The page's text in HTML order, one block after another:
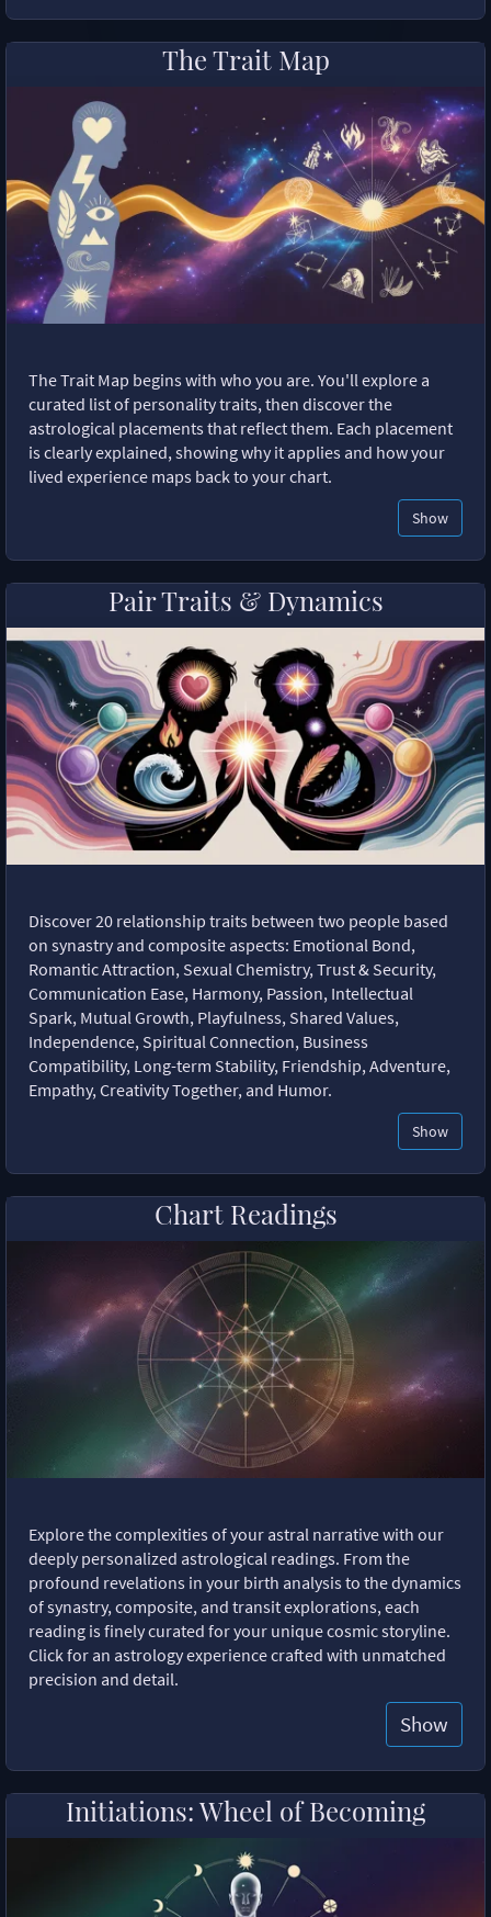
The Trait Map
The Trait Map begins with who you are. You'll explore a
curated list of personality traits, then discover the
astrological placements that reflect them. Each placement
is clearly explained, showing why it applies and how your
lived experience maps back to your chart.
Show
Pair Traits & Dynamics
Discover 20 relationship traits between two people based
on synastry and composite aspects: Emotional Bond,
Romantic Attraction, Sexual Chemistry, Trust & Security,
Communication Ease, Harmony, Passion, Intellectual
Spark, Mutual Growth, Playfulness, Shared Values,
Independence, Spiritual Connection, Business
Compatibility, Long-term Stability, Friendship, Adventure,
Empathy, Creativity Together, and Humor.
Show
Chart Readings
Explore the complexities of your astral narrative with our
deeply personalized astrological readings. From the
profound revelations in your birth analysis to the dynamics
of synastry, composite, and transit explorations, each
reading is finely curated for your unique cosmic storyline.
Click for an astrology experience crafted with unmatched
precision and detail.
Show
Initiations: Wheel of Becoming